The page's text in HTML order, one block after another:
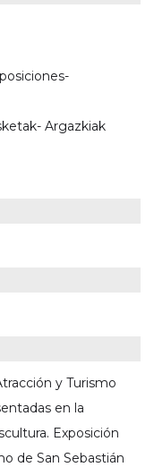
Argazkiak
y Turismo
en la
Exposición
de San Sebastián